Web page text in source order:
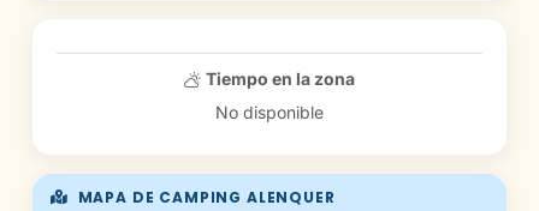
MAPA DE CAMPING ALENQUER
Tiempo en la zona
No disponible